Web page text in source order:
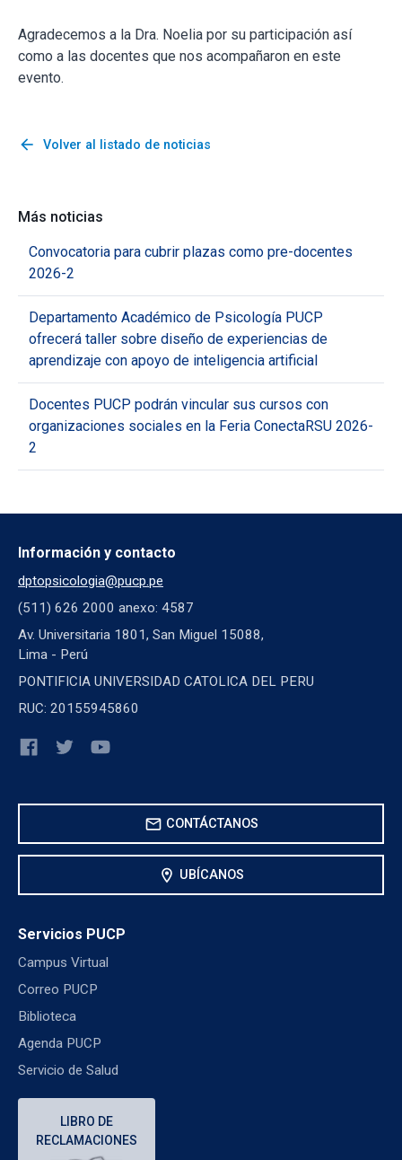
Agradecemos a la Dra. Noelia por su participación así
como a las docentes que nos acompañaron en este
evento.
arrow_back Volver al listado de noticias
Más noticias
Convocatoria para cubrir plazas como pre-docentes
2026-2
Departamento Académico de Psicología PUCP
ofrecerá taller sobre diseño de experiencias de
aprendizaje con apoyo de inteligencia artificial
Docentes PUCP podrán vincular sus cursos con
organizaciones sociales en la Feria ConectaRSU 2026-
2
Información y contacto
dptopsicologia@pucp.pe
(511) 626 2000 anexo: 4587
Av. Universitaria 1801, San Miguel 15088,
Lima - Perú
PONTIFICIA UNIVERSIDAD CATOLICA DEL PERU
RUC: 20155945860
mail CONTÁCTANOS
location_on UBÍCANOS
Servicios PUCP
Campus Virtual
Correo PUCP
Biblioteca
Agenda PUCP
Servicio de Salud
LIBRO DE
RECLAMACIONES